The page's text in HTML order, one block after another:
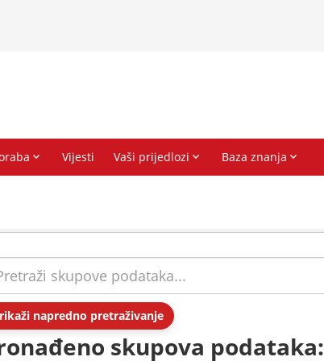
napredno pretraživanje
skupova podataka: